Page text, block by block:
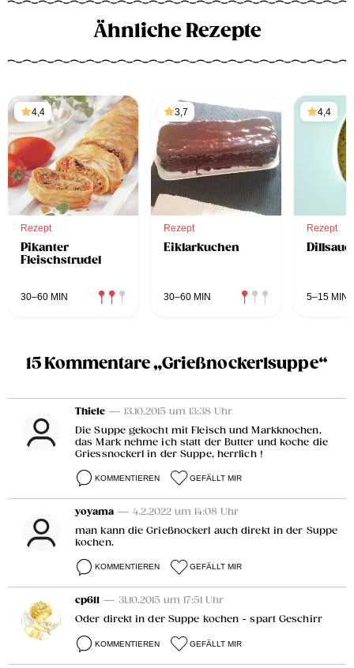
Ähnliche Rezepte
4,4
Rezept
Pikanter
Fleischstrudel
30–60 MIN
3,7
Rezept
Eiklarkuchen
30–60 MIN
4,4
Rezept
5–15 MIN
15 Kommentare „Grießnockerlsuppe“
Thiele — 13.10.2015 um 13:38 Uhr
Die Suppe gekocht mit Fleisch und Markknochen,
das Mark nehme ich statt der Butter und koche die
Griessnockerl in der Suppe, herrlich !
KOMMENTIEREN GEFÄLLT MIR
yoyama — 4.2.2022 um 14:08 Uhr
man kann die Grießnockerl auch direkt in der Suppe
kochen.
KOMMENTIEREN GEFÄLLT MIR
cp611 — 31.10.2015 um 17:51 Uhr
Oder direkt in der Suppe kochen - spart Geschirr
KOMMENTIEREN GEFÄLLT MIR